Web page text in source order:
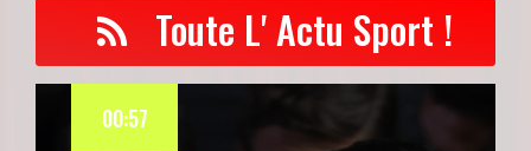
Toute L' Actu Sport !
00:57